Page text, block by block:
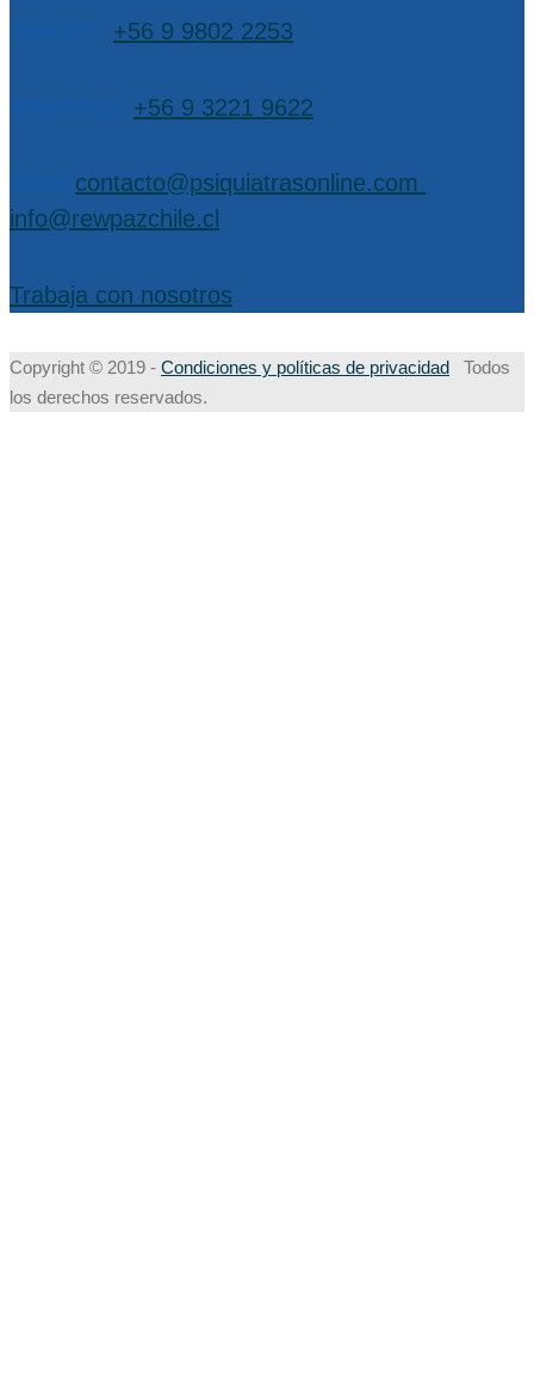
+56 9 9802 2253
+56 9 3221 9622
contacto@psiquiatrasonline.com
info@rewpazchile.cl
Trabaja con nosotros
Copyright © 2019 - Condiciones y políticas de privacidad Todos
los derechos reservados.